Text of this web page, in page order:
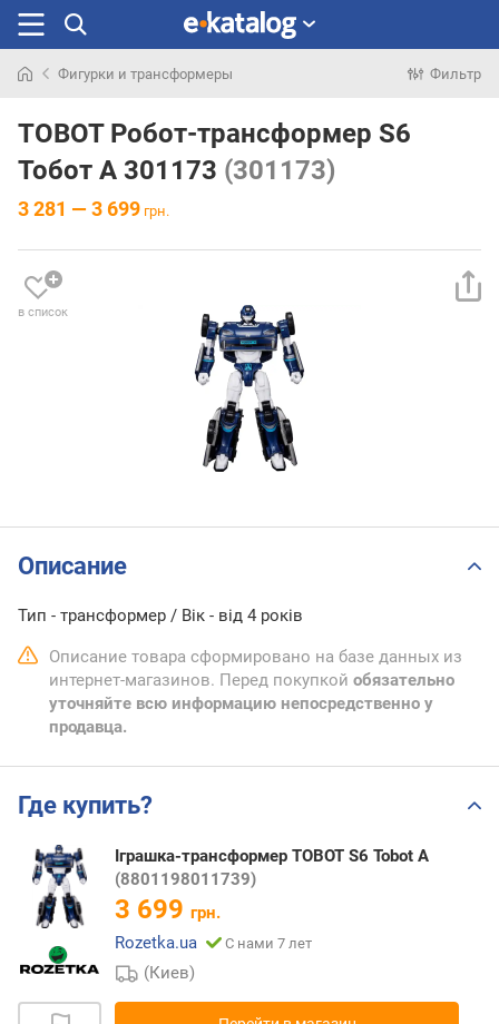
раньше
Фигурки и трансформеры Фильтр
TOBOT Робот-трансформер S6
Тобот А 301173 (301173)
3 281 — 3 699 грн.
в список
Описание
Тип - трансформер / Вік - від 4 років
Описание товара сформировано на базе данных из
интернет-магазинов. Перед покупкой обязательно
уточняйте всю информацию непосредственно у
продавца.
Где купить?
Іграшка-трансформер TOBOT S6 Tobot A
(8801198011739)
3 699 грн.
Rozetka.ua
С нами 7 лет
(Киев)